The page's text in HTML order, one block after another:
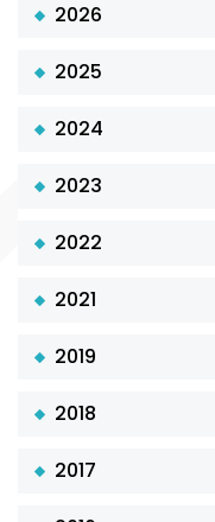
2026
2025
2024
2023
2022
2021
2019
2018
2017